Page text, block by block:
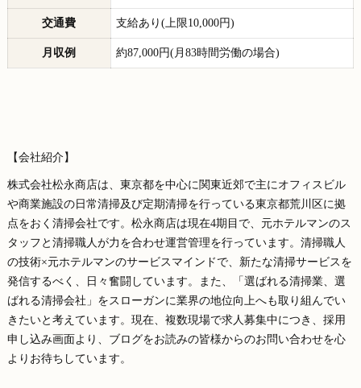
交通費 支給あり(上限10,000円)
月収例 約87,000円(月83時間労働の場合)
【会社紹介】
株式会社松永商店は、東京都を中心に関東近郊で主にオフィスビル
や商業施設の日常清掃及び定期清掃を行っている東京都荒川区に拠
点をおく清掃会社です。松永商店は現在4期目で、元ホテルマンのス
タッフと清掃職人が力を合わせ運営管理を行っています。清掃職人
の技術×元ホテルマンのサービスマインドで、新たな清掃サービスを
発信するべく、日々奮闘しています。また、「選ばれる清掃業、選
ばれる清掃会社」をスローガンに業界の地位向上へも取り組んでい
きたいと考えています。現在、複数現場で求人募集中につき、採用
申し込み画面より、ブログをお読みの皆様からのお問い合わせを心
よりお待ちしています。